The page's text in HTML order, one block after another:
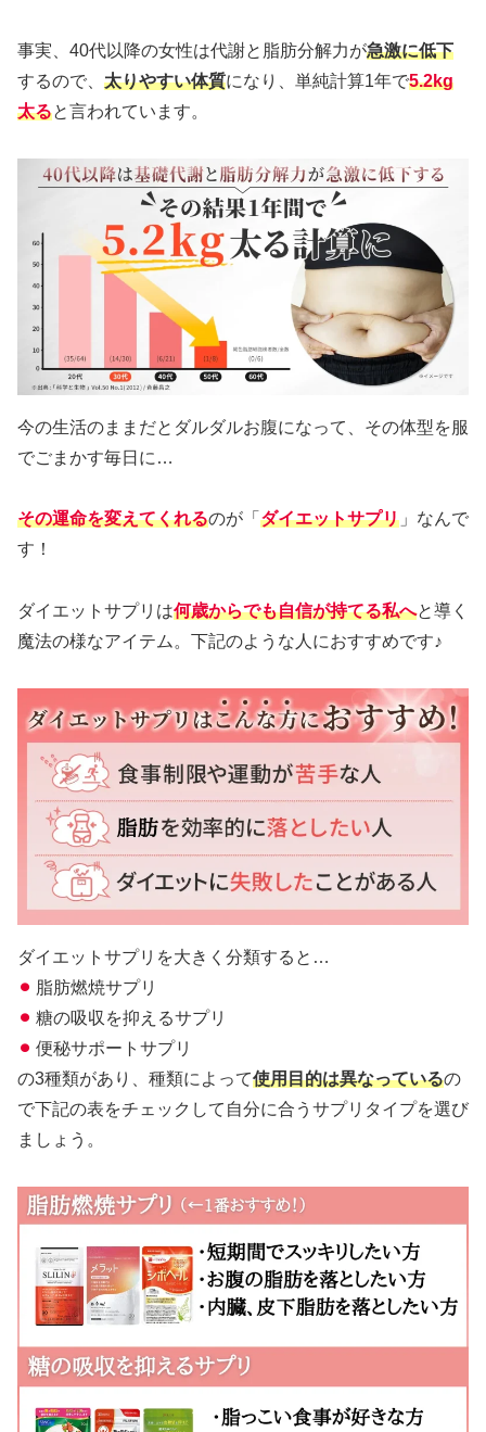
事実、40代以降の女性は代謝と脂肪分解力が急激に低下
するので、 太りやすい体質になり、単純計算1年で5.2kg
太ると言われています。
今の生活のままだとダルダルお腹になって、その体型を服
でごまかす毎日に…
その運命を変えてくれるのが「 ダイエットサプリ 」なんで
す！
ダイエットサプリは何歳からでも自信が持てる私へと導く
魔法の様なアイテム。下記のような人におすすめです♪
ダイエットサプリを大きく分類すると…
⚫︎ 脂肪燃焼サプリ
⚫︎ 糖の吸収を抑えるサプリ
⚫︎ 便秘サポートサプリ
の3種類があり、種類によって使用目的は異なっているの
で下記の表をチェックして自分に合うサプリタイプを選び
ましょう。